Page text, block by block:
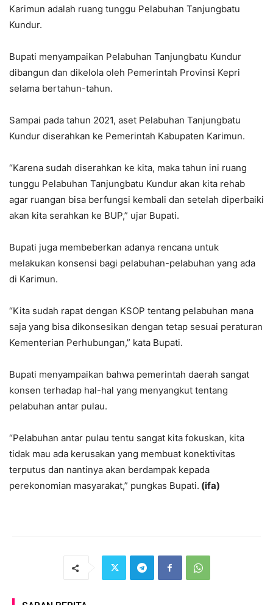
Karimun adalah ruang tunggu Pelabuhan Tanjungbatu
Kundur.
Bupati menyampaikan Pelabuhan Tanjungbatu Kundur
dibangun dan dikelola oleh Pemerintah Provinsi Kepri
selama bertahun-tahun.
Sampai pada tahun 2021, aset Pelabuhan Tanjungbatu
Kundur diserahkan ke Pemerintah Kabupaten Karimun.
“Karena sudah diserahkan ke kita, maka tahun ini ruang
tunggu Pelabuhan Tanjungbatu Kundur akan kita rehab
agar ruangan bisa berfungsi kembali dan setelah diperbaiki
akan kita serahkan ke BUP,” ujar Bupati.
Bupati juga membeberkan adanya rencana untuk
melakukan konsensi bagi pelabuhan-pelabuhan yang ada
di Karimun.
“Kita sudah rapat dengan KSOP tentang pelabuhan mana
saja yang bisa dikonsesikan dengan tetap sesuai peraturan
Kementerian Perhubungan,” kata Bupati.
Bupati menyampaikan bahwa pemerintah daerah sangat
konsen terhadap hal-hal yang menyangkut tentang
pelabuhan antar pulau.
“Pelabuhan antar pulau tentu sangat kita fokuskan, kita
tidak mau ada kerusakan yang membuat konektivitas
terputus dan nantinya akan berdampak kepada
perekonomian masyarakat,” pungkas Bupati. (ifa)